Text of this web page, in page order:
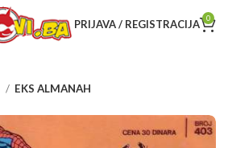
PRIJAVA / REGISTRACIJA 0
EKS ALMANAH